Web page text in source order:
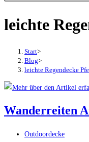
durchsuchen
leichte
Start>
Blog>
leichte Regendecke
Wanderreiten
Beitrags-
Outdoordecke